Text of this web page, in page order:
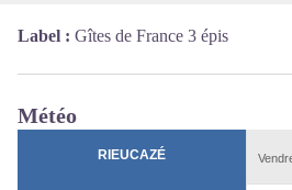
Label : Gîtes de France 3 épis
Météo